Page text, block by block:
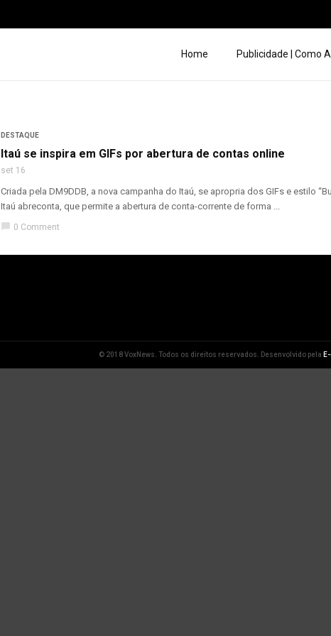
Home Publicidade | Como
DESTAQUE
Itaú se inspira em GIFs por abertura de contas online
set 16
Criada pela DM9DDB, a nova campanha do Itaú, se apropria dos GIFs e estilo
Itaú abreconta, que permite a abertura de conta-corrente de forma ...
chat_bubble 0 Comment
© 2018 VoxNews. Todos os direitos reservados. Desenvolvido pela